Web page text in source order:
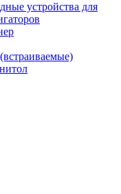
устройства для